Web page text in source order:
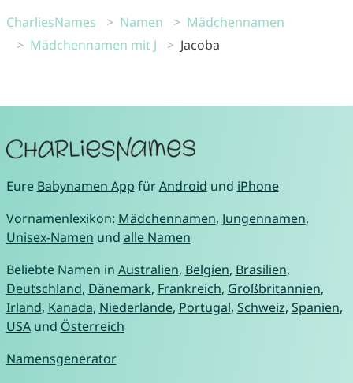
CharliesNames Namen
Mädchennamen
Mädchennamen mit J
Jacoba
Eure Babynamen App fürAndroid und iPhone
Vornamenlexikon: Mädchennamen, Jungennamen,
Unisex-Namen und alle Namen
Beliebte Namen in Australien, Belgien, Brasilien,
Deutschland, Dänemark, Frankreich, Großbritannien,
Irland, Kanada, Niederlande, Portugal, Schweiz, Spanien,
USAund Österreich
Namensgenerator